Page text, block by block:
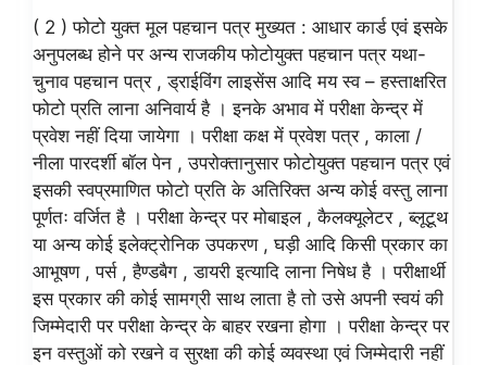
( 2 ) फोटो युक्त मूल पहचान पत्र मुख्यत : आधार कार्ड एवं इसके
अनुपलब्ध होने पर अन्य राजकीय फोटोयुक्त पहचान पत्र यथा-
चुनाव पहचान पत्र , ड्राईविंग लाइसेंस आदि मय स्व – हस्ताक्षरित
फोटो प्रति लाना अनिवार्य है । इनके अभाव में परीक्षा केन्द्र में
प्रवेश नहीं दिया जायेगा । परीक्षा कक्ष में प्रवेश पत्र , काला /
नीला पारदर्शी बॉल पेन , उपरोक्तानुसार फोटोयुक्त पहचान पत्र एवं
इसकी स्वप्रमाणित फोटो प्रति के अतिरिक्त अन्य कोई वस्तु लाना
पूर्णतः वर्जित है । परीक्षा केन्द्र पर मोबाइल , कैलक्यूलेटर , ब्लूटूथ
या अन्य कोई इलेक्ट्रोनिक उपकरण , घड़ी आदि किसी प्रकार का
आभूषण , पर्स , हैण्डबैग , डायरी इत्यादि लाना निषेध है । परीक्षार्थी
इस प्रकार की कोई सामग्री साथ लाता है तो उसे अपनी स्वयं की
जिम्मेदारी पर परीक्षा केन्द्र के बाहर रखना होगा । परीक्षा केन्द्र पर
इन वस्तुओं को रखने व सुरक्षा की कोई व्यवस्था एवं जिम्मेदारी नहीं